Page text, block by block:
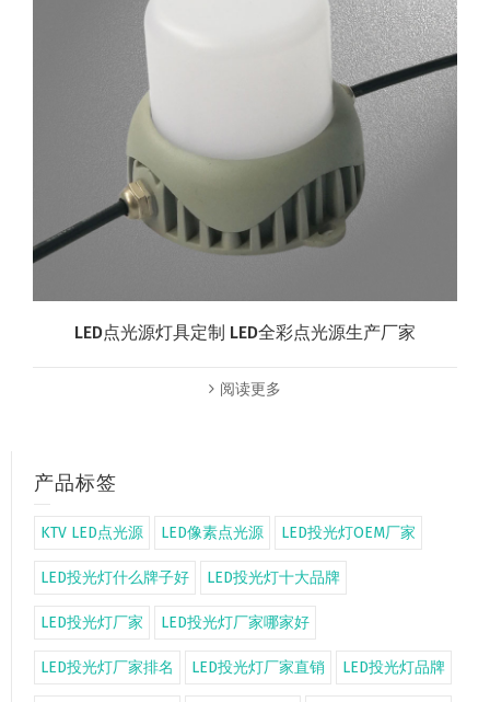
LED点光源灯具定制 LED全彩点光源生产厂家
阅读更多
产品标签
KTV LED点光源 LED像素点光源 LED投光灯OEM厂家
LED投光灯什么牌子好 LED投光灯十大品牌
LED投光灯厂家 LED投光灯厂家哪家好
LED投光灯厂家排名 LED投光灯厂家直销 LED投光灯品牌